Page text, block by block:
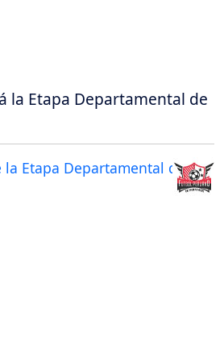
la Etapa Departamental de